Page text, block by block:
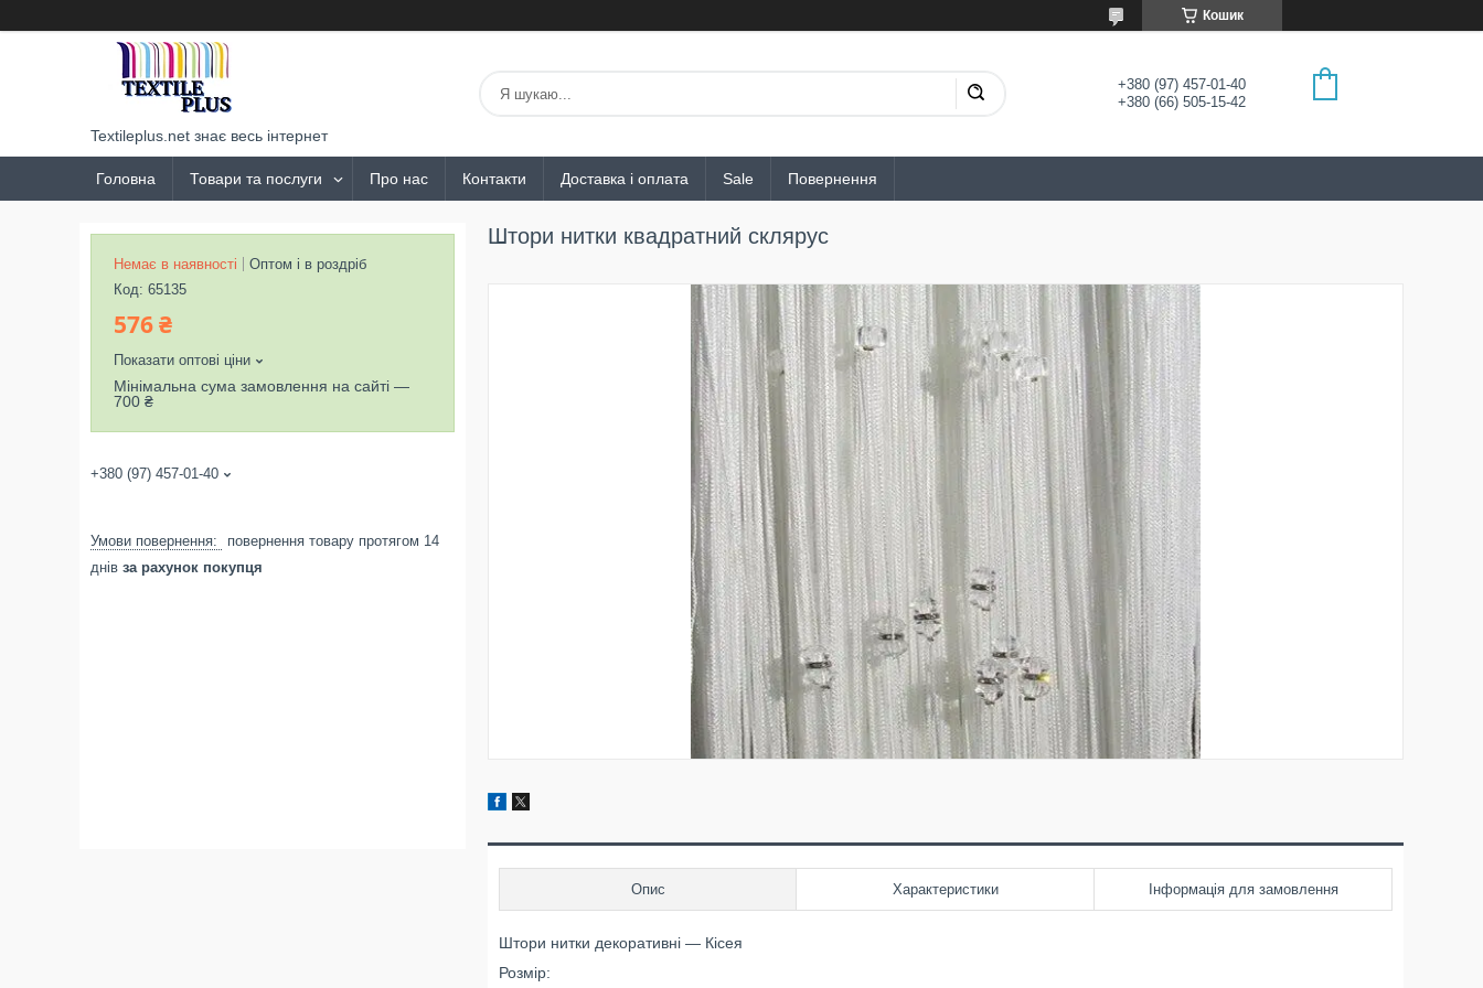
Кошик
Textileplus.net знає весь інтернет
+380 (97) 457-01-40
+380 (66) 505-15-42
Головна Товари та послуги Про нас Контакти Доставка і оплата Sale Повернення
Штори нитки квадратний склярус
Опис Характеристики Інформація для замовлення
Штори нитки декоративні — Кісея
Розмір:
Немає в наявності
Оптом і в роздріб
Код: 65135
576 ₴
Показати оптові ціни
Мінімальна сума замовлення на сайті —
700 ₴
+380 (97) 457-01-40
повернення товару протягом 14
днів за рахунок покупця